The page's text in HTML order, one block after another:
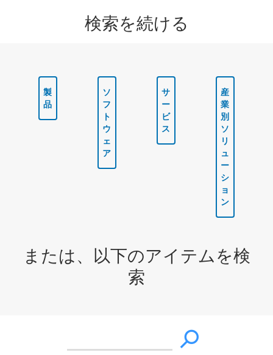
検索を続ける
製
品
ソ
フ
ト
ウ
ェ
ア
サ
ー
ビ
ス
産
業
別
ソ
リ
ュ
ー
シ
ョ
ン
または、以下のアイテムを検
索